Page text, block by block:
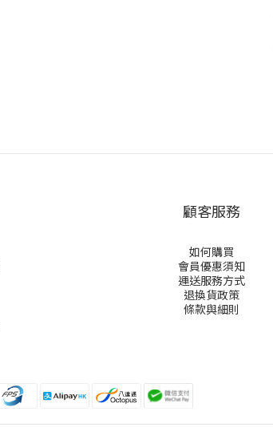
顧客服務
如何購買
會員優惠須知
運送服務方式
退換貨政策
條款與細則